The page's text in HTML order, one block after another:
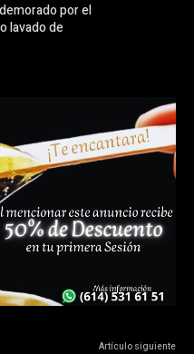
por el
lavado de
Artículo siguiente